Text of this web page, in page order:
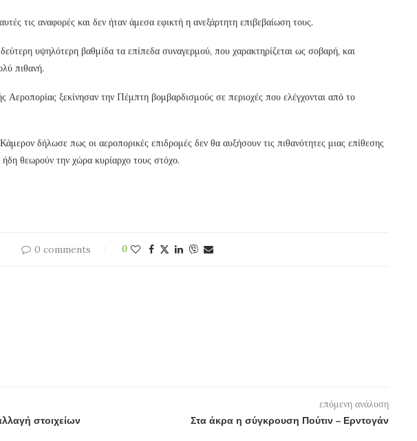
τις αναφορές και δεν ήταν άμεσα εφικτή η ανεξάρτητη επιβεβαίωση τους.
υψηλότερη βαθμίδα τα επίπεδα συναγερμού, που χαρακτηρίζεται ως σοβαρή, και
πιθανή.
Αεροπορίας ξεκίνησαν την Πέμπτη βομβαρδισμούς σε περιοχές που ελέγχονται από το
δήλωσε πως οι αεροπορικές επιδρομές δεν θα αυξήσουν τις πιθανότητες μιας επίθεσης
ήδη θεωρούν την χώρα κυρίαρχο τους στόχο.
0 comments 0
στοιχείων
επόμενη ανάλυση
Στα άκρα η σύγκρουση Πούτιν – Ερντογάν